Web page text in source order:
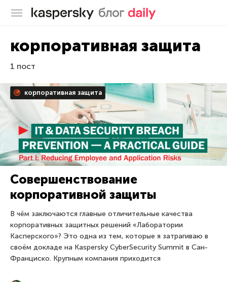
Блог Касперского
корпоративная защита
1 пост
корпоративная защита
Совершенствование
корпоративной защиты
В чём заключаются главные отличительные качества
корпоративных защитных решений «Лаборатории
Касперского»? Это одна из тем, которые я затрагиваю в
своём докладе на Kaspersky CyberSecurity Summit в Сан-
Франциско. Крупным компания приходится